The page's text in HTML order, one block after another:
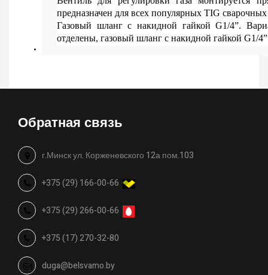
предназначен для всех популярных TIG
Газовый шланг с накидной гайкой G1/4”.
отделены, газовый шланг с накидной гайкой G1/
Обратная связь
г.Минск ул. Корженевского 12а пом.103
+375 (29) 166-00-66
+375 (29) 266-00-66
+375 (17) 270-32-80
duga@belsvamo.by